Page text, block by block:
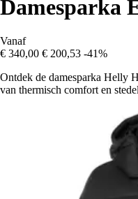
Damesparka
Vanaf
€ 340,00 € 200,53 -41%
Ontdek de damesparka Helly
van thermisch comfort en